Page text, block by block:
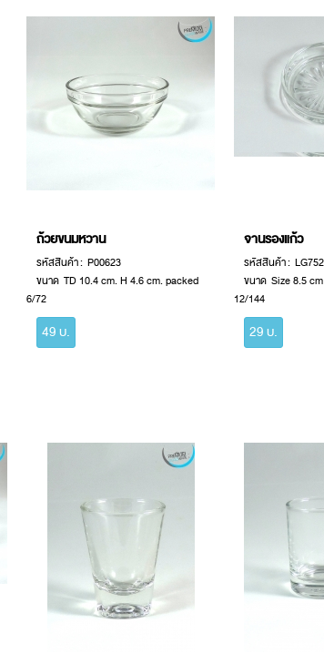
ถ้วยขนมหวาน
รหัสสินค้า : P00623
ขนาด TD 10.4 cm. H 4.6 cm. packed
6/72
49 บ.
จานรองแก้ว
รหัสสินค้า : LG752
ขนาด Size 8.5
12/144
29 บ.